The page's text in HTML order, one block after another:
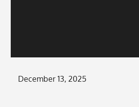
Posted
December 13, 2025